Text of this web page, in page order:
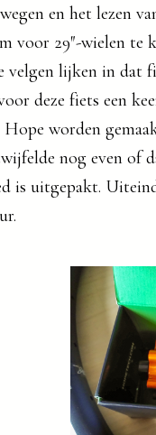
en het lezen
voor 29″-wielen te
velgen lijken in dat
deze fiets een
Hope worden
nog even of
is uitgepakt.